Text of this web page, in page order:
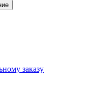
заказу